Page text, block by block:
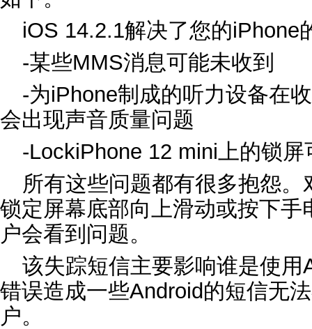
iOS 14.2.1解决了您的‌iPhone‌
-某些MMS消息可能未收到
-为‌iPhone‌制成的听力设备在
会出现声音质量问题
-LockiPhone 12‌ mini上的锁屏
所有这些问题都有很多抱怨
锁定屏幕底部向上滑动或按下
户会看到问题。
该失踪短信主要影响谁是使
错误造成一些Android的短信无
户。